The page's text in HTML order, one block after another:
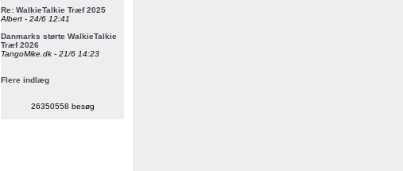
Re: WalkieTalkie Træf 2025
Albert - 24/6 12:41
Danmarks størte WalkieTalkie
Træf 2026
TangoMike.dk - 21/6 14:23
Flere indlæg
26350558 besøg